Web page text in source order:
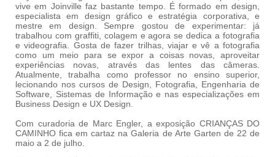
vive em Joinville faz bastante tempo. É formado em design,
especialista em design gráfico e estratégia corporativa, e
mestre em design. Sempre gostou de experimentar: já
trabalhou com graffiti, colagem e agora se dedica a fotografia
e videografia. Gosta de fazer trilhas, viajar e vê a fotografia
como um meio para se expor a coisas novas, aproveitar
experiências novas, através das lentes das câmeras.
Atualmente, trabalha como professor no ensino superior,
lecionando nos cursos de Design, Fotografia, Engenharia de
Software, Sistemas de Informação e nas especializações em
Business Design e UX Design.
Com curadoria de Marc Engler, a exposição CRIANÇAS DO
CAMINHO fica em cartaz na Galeria de Arte Garten de 22 de
maio a 2 de julho.